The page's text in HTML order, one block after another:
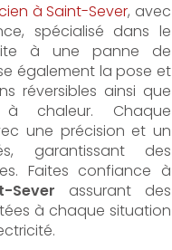
à Saint-Sever, avec
spécialisé dans le
à une panne de
également la pose et
réversibles ainsi que
chaleur. Chaque
une précision et un
garantissant des
Faites confiance à
Sever assurant des
à chaque situation